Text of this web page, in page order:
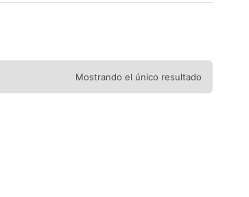
Mostrando el único resultado